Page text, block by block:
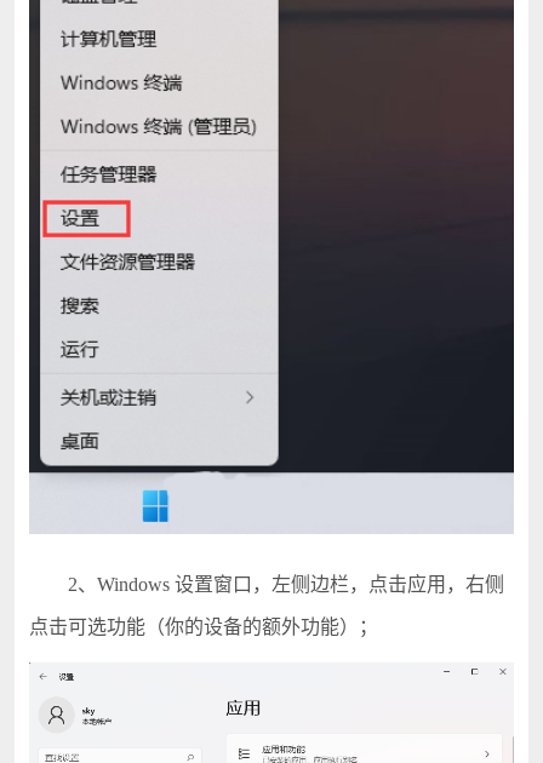
2、Windows 设置窗口，左侧边栏，点击应用，右侧
点击可选功能（你的设备的额外功能）；